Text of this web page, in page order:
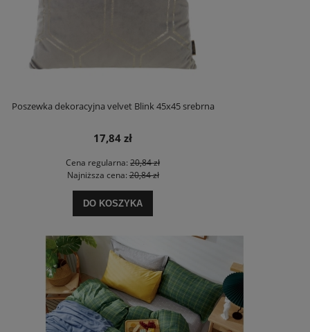
Poszewka dekoracyjna velvet Blink 45x45 srebrna
17,84 zł
Cena regularna: 20,84 zł
Najniższa cena:20,84 zł
DO KOSZYKA